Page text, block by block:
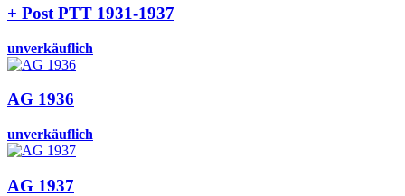
+ Post PTT 1931-1937
unverkäuflich
AG 1936
unverkäuflich
AG 1937